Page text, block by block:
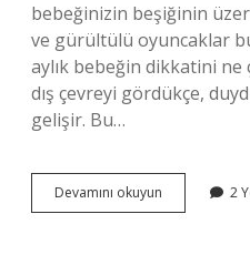
bebeğinizin beşiğinin
ve gürültülü oyuncaklar
aylık bebeğin dikkatini
dış çevreyi gördükçe,
gelişir. Bu…
Devamını okuyun
Aylik
2